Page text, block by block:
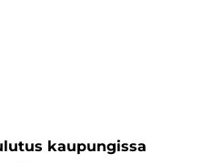
kaupungissa